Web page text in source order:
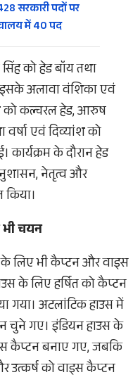
सरकारी पदों पर
में 40 पद
को हेड बॉय तथा
इसके अलावा वंशिका एवं
को कल्चरल हेड, आरुष
वर्षा एवं दिव्यांश को
कार्यक्रम के दौरान हेड
नेतृत्व और
चयन
के लिए भी कैप्टन और वाइस
के लिए हर्षित को कैप्टन
गया। अटलांटिक हाउस में
चुने गए। इंडियन हाउस के
कैप्टन बनाए गए, जबकि
उत्कर्ष को वाइस कैप्टन